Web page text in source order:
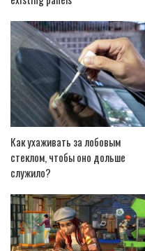
Как ухаживать за лобовым
стеклом, чтобы оно дольше
служило?